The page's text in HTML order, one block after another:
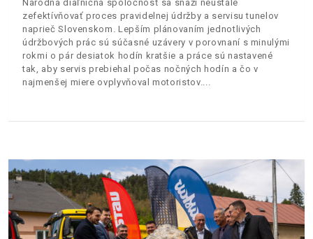
Národná diaľničná spoločnosť sa snaží neustále
zefektívňovať proces pravidelnej údržby a servisu tunelov
naprieč Slovenskom. Lepším plánovaním jednotlivých
údržbových prác sú súčasné uzávery v porovnaní s minulými
rokmi o pár desiatok hodín kratšie a práce sú nastavené
tak, aby servis prebiehal počas nočných hodín a čo v
najmenšej miere ovplyvňoval motoristov.